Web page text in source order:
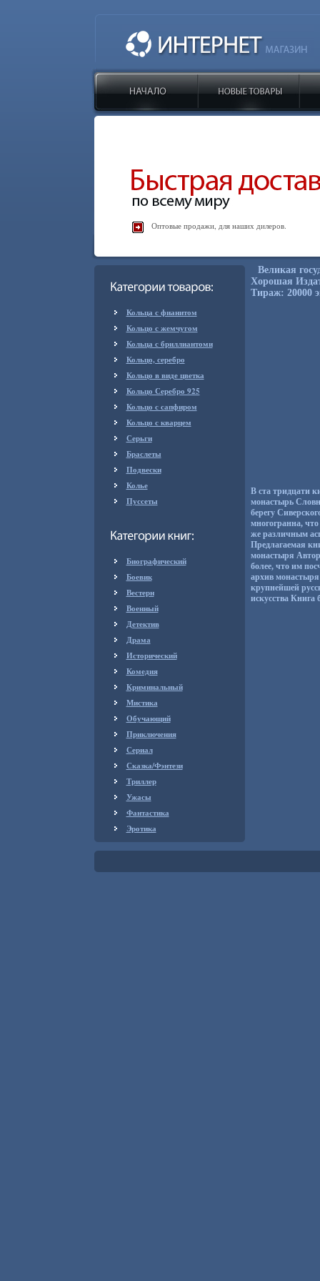
Оптовые продажи, для наших дилеров.
Кольца с фианитом
Кольцо с жемчугом
Кольца с бриллиантоми
Кольцо, серебро
Кольцо в виде цветка
Кольцо Серебро 925
Кольцо с сапфиром
Кольцо с кварцем
Серьги
Браслеты
Подвески
Колье
Пуссеты
Биографический
Боевик
Вестерн
Военный
Детектив
Драма
Исторический
Комедия
Криминальный
Мистика
Обучающий
Приключения
Сериал
Сказка/Фэнтези
Триллер
Ужасы
Фантастика
Эротика
Великая
Хорошая
Тираж: 20000
В ста тридцати
монастырь
берегу
многогранна,
же различным
Предлагаемая
монастыря
более, что им
архив
крупнейшей
искусства